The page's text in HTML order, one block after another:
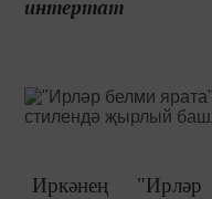
интертат
Иркәнең